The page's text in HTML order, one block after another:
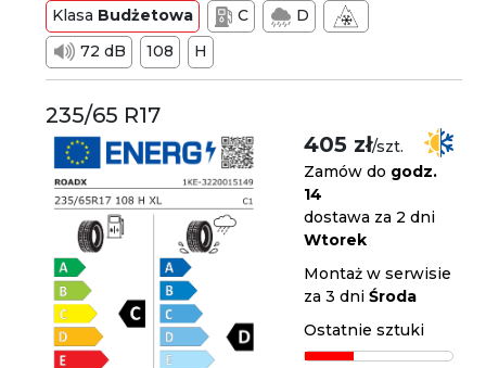
Klasa Budżetowa C
D
72 dB
108 H
235/65 R17
405 zł/szt.
Zamów do godz.
14
dostawa za 2 dni
Wtorek
Montaż w serwisie
za 3 dniŚroda
Ostatnie sztuki